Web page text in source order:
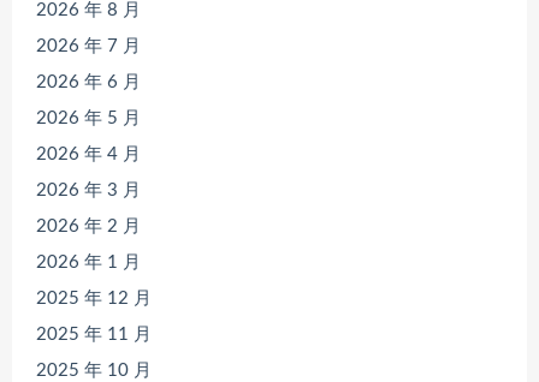
2026 年 8 月
2026 年 7 月
2026 年 6 月
2026 年 5 月
2026 年 4 月
2026 年 3 月
2026 年 2 月
2026 年 1 月
2025 年 12 月
2025 年 11 月
2025 年 10 月